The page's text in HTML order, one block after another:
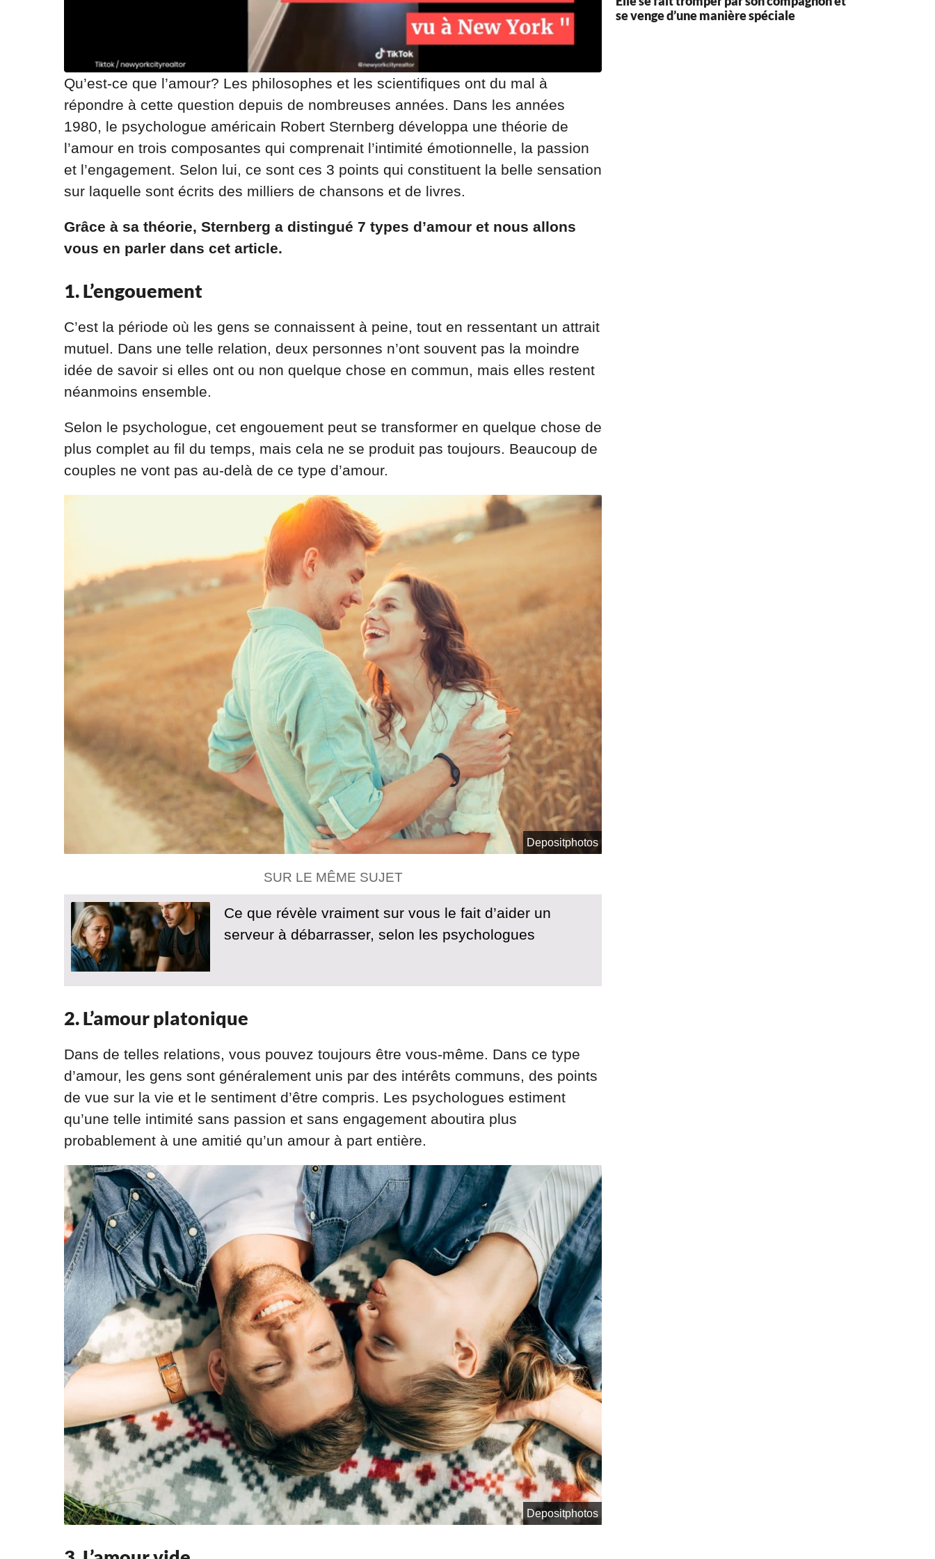
Qu’est-ce que l’amour? Les philosophes et les scientifiques ont du mal à
répondre à cette question depuis de nombreuses années. Dans les années
1980, le psychologue américain Robert Sternberg développa une théorie de
l’amour en trois composantes qui comprenait l’intimité émotionnelle, la passion
et l’engagement. Selon lui, ce sont ces 3 points qui constituent la belle sensation
sur laquelle sont écrits des milliers de chansons et de livres.
Grâce à sa théorie, Sternberg a distingué 7 types d’amour et nous allons
vous en parler dans cet article.
1. L’engouement
C’est la période où les gens se connaissent à peine, tout en ressentant un attrait
mutuel. Dans une telle relation, deux personnes n’ont souvent pas la moindre
idée de savoir si elles ont ou non quelque chose en commun, mais elles restent
néanmoins ensemble.
Selon le psychologue, cet engouement peut se transformer en quelque chose de
plus complet au fil du temps, mais cela ne se produit pas toujours. Beaucoup de
couples ne vont pas au-delà de ce type d’amour.
Depositphotos
SUR LE MÊME SUJET
Ce que révèle vraiment sur vous le fait d’aider un
serveur à débarrasser, selon les psychologues
2. L’amour platonique
Dans de telles relations, vous pouvez toujours être vous-même. Dans ce type
d’amour, les gens sont généralement unis par des intérêts communs, des points
de vue sur la vie et le sentiment d’être compris. Les psychologues estiment
qu’une telle intimité sans passion et sans engagement aboutira plus
probablement à une amitié qu’un amour à part entière.
Depositphotos
se venge d’une manière spéciale